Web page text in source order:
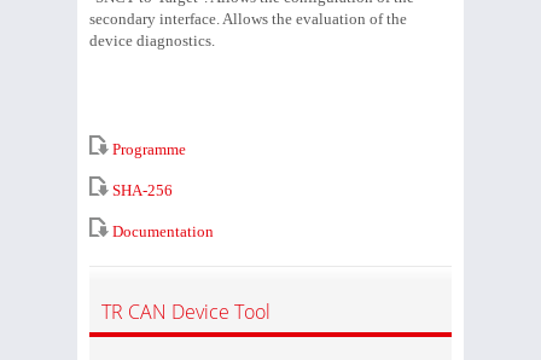
secondary interface. Allows the evaluation of the
device diagnostics.
Programme
SHA-256
Documentation
TR CAN Device Tool